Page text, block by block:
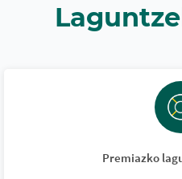
Premiazko